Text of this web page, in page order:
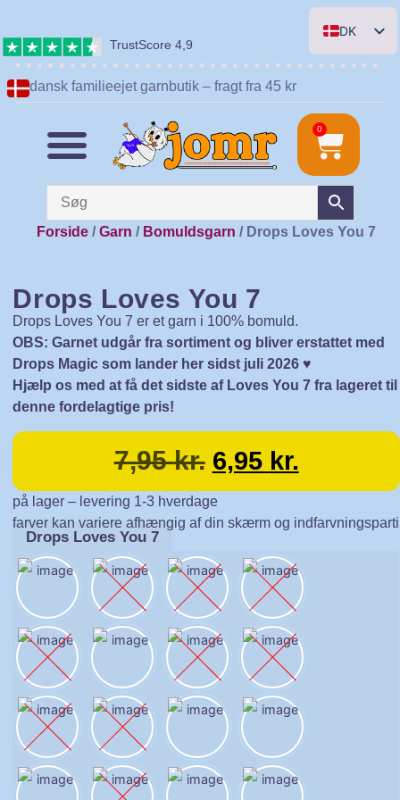
TrustScore 4,9
DK
EN
NL
dansk familieejet garnbutik – fragt fra 45 kr
0
Forside/ Garn / Bomuldsgarn / Drops Loves You 7
Drops Loves You 7
Drops Loves You 7 er et garn i 100% bomuld.
OBS: Garnet udgår fra sortiment og bliver erstattet med
Drops Magic som lander her sidst juli 2026 ♥️
Hjælp os med at få det sidste af Loves You 7 fra lageret til
denne fordelagtige pris!
7,95kr. 6,95 kr.
på lager – levering 1-3 hverdage
farver kan variere afhængig af din skærm og indfarvningsparti
Drops Loves You 7